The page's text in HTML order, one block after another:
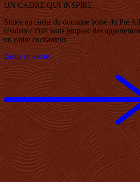
UN CADRE QUI INSPIRE.
Située au coeur du domaine boisé du Pré
résidence Dali vous propose des
un cadre enchanteur.
Biens en vente